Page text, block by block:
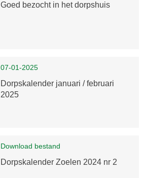
Goed bezocht in het dorpshuis
07-01-2025
Dorpskalender januari / februari
2025
Download bestand
Dorpskalender Zoelen 2024 nr 2